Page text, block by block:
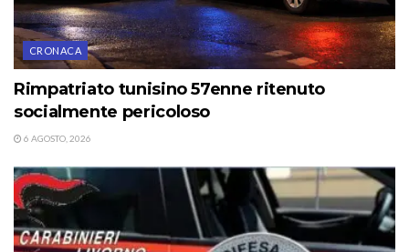
CRONACA
Rimpatriato tunisino 57enne ritenuto
socialmente pericoloso
6 AGOSTO, 2026